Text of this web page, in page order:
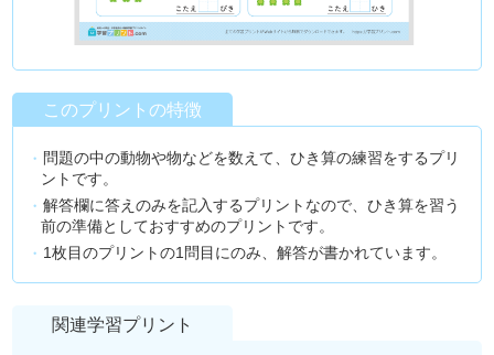
このプリントの特徴
問題の中の動物や物などを数えて、ひき算の練習をするプリ
ントです。
解答欄に答えのみを記入するプリントなので、ひき算を習う
前の準備としておすすめのプリントです。
1枚目のプリントの1問目にのみ、解答が書かれています。
関連学習プリント